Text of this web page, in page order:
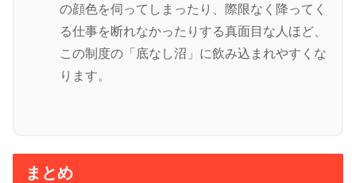
の顔色を伺ってしまったり、際限なく降ってく
る仕事を断れなかったりする真面目な人ほど、
この制度の「底なし沼」に飲み込まれやすくな
ります。
まとめ